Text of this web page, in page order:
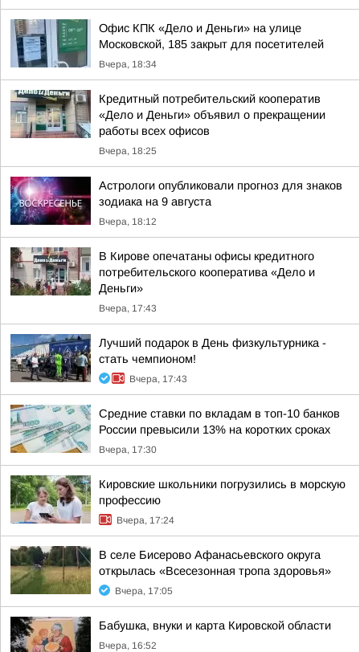
Офис КПК «Дело и Деньги» на улице
Московской, 185 закрыт для посетителей
Вчера, 18:34
Кредитный потребительский кооператив
«Дело и Деньги» объявил о прекращении
работы всех офисов
Вчера, 18:25
Астрологи опубликовали прогноз для знаков
зодиака на 9 августа
Вчера, 18:12
В Кирове опечатаны офисы кредитного
потребительского кооператива «Дело и
Деньги»
Вчера, 17:43
Лучший подарок в День физкультурника -
стать чемпионом!
Вчера, 17:43
Средние ставки по вкладам в топ-10 банков
России превысили 13% на коротких сроках
Вчера, 17:30
Кировские школьники погрузились в морскую
профессию
Вчера, 17:24
В селе Бисерово Афанасьевского округа
открылась «Всесезонная тропа здоровья»
Вчера, 17:05
Бабушка, внуки и карта Кировской области
Вчера, 16:52